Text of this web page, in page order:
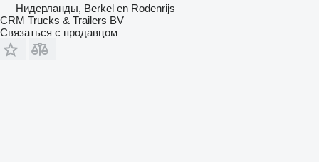
Нидерланды, Berkel en Rodenrijs
CRM Trucks & Trailers BV
Связаться с продавцом